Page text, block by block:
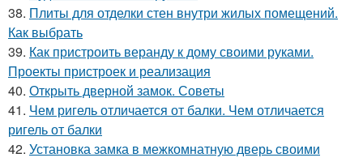
38. Плиты для отделки стен внутри жилых помещений.
Как выбрать
39. Как пристроить веранду к дому своими руками.
Проекты пристроек и реализация
40. Открыть дверной замок. Советы
41. Чем ригель отличается от балки. Чем отличается
ригель от балки
42. Установка замка в межкомнатную дверь своими